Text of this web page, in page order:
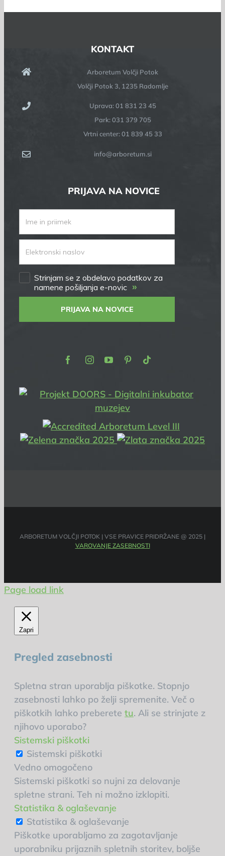
KONTAKT
Arboretum Volčji Potok
Volčji Potok 3, 1235 Radomlje
Uprava: 01 831 23 45
Park: 031 379 705
Vrtni center: 01 839 45 33
info@arboretum.si
PRIJAVA NA NOVICE
Strinjam se z obdelavo podatkov za
namene pošiljanja e-novic »
PRIJAVA NA NOVICE
FacebookInstagram
YoutubePinterest
ARBORETUM VOLČJI POTOK | VSE PRAVICE PRIDRŽANE @ 2025 |
VAROVANJE ZASEBNOSTI
Page load link
Zapri
Pregled zasebnosti
Spletna stran uporablja piškotke. Stopnjo
zasebnosti lahko po želji spremenite. Več o
piškotkih lahko preberete tu. Ali se strinjate z
njihovo uporabo?
Sistemski piškotki
Sistemski piškotki
Vedno omogočeno
Sistemski piškotki so nujni za delovanje
spletne strani. Teh ni možno izklopiti.
Statistika & oglaševanje
Statistika & oglaševanje
Piškotke uporabljamo za zagotavljanje
uporabniku prijaznih spletnih storitev, boljše